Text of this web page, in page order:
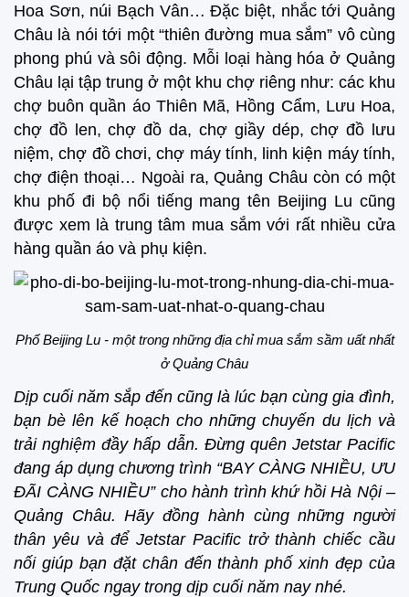
Hoa Sơn, núi Bạch Vân… Đặc biệt, nhắc tới Quảng
Châu là nói tới một “thiên đường mua sắm” vô cùng
phong phú và sôi động. Mỗi loại hàng hóa ở Quảng
Châu lại tập trung ở một khu chợ riêng như: các khu
chợ buôn quần áo Thiên Mã, Hồng Cẩm, Lưu Hoa,
chợ đồ len, chợ đồ da, chợ giầy dép, chợ đồ lưu
niệm, chợ đồ chơi, chợ máy tính, linh kiện máy tính,
chợ điện thoại… Ngoài ra, Quảng Châu còn có một
khu phố đi bộ nổi tiếng mang tên Beijing Lu cũng
được xem là trung tâm mua sắm với rất nhiều cửa
hàng quần áo và phụ kiện.
Phố Beijing Lu - một trong những địa chỉ mua sắm sầm uất nhất
ở Quảng Châu
Dịp cuối năm sắp đến cũng là lúc bạn cùng gia đình,
bạn bè lên kế hoạch cho những chuyến du lịch và
trải nghiệm đầy hấp dẫn. Đừng quên Jetstar Pacific
đang áp dụng chương trình “BAY CÀNG NHIỀU, ƯU
ĐÃI CÀNG NHIỀU” cho hành trình khứ hồi Hà Nội –
Quảng Châu. Hãy đồng hành cùng những người
thân yêu và để Jetstar Pacific trở thành chiếc cầu
nối giúp bạn đặt chân đến thành phố xinh đẹp của
Trung Quốc ngay trong dịp cuối năm nay nhé.